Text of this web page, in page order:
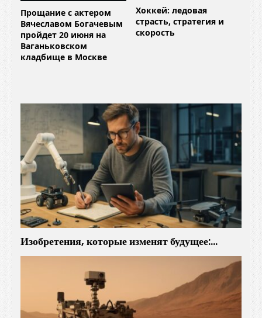
Прощание с актером
Вячеславом Богачевым
пройдет 20 июня на
Ваганьковском
кладбище в Москве
Хоккей: ледовая
страсть, стратегия и
скорость
Изобретения, которые изменят будущее:…